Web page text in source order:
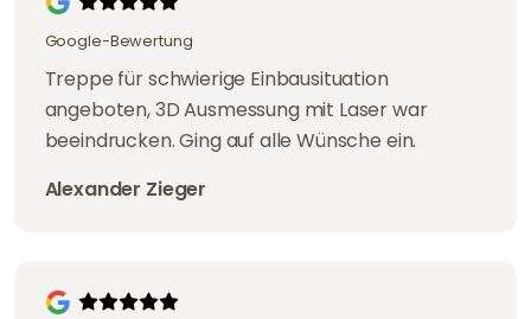
Google-Bewertung
Treppe für schwierige Einbausituation
angeboten, 3D Ausmessung mit Laser war
beeindrucken. Ging auf alle Wünsche ein.
Alexander Zieger